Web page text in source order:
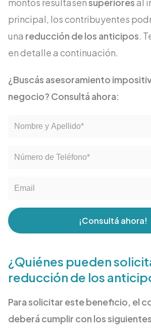
principal, los contribuyentes
una reducción de los anticipos.
en detalle a continuación.
¿Buscás asesoramiento
negocio? Consultá ahora:
¡Consultá ahora!
¿Quiénes pueden
reducción de los
Para solicitar este beneficio, el
deberá cumplir con los